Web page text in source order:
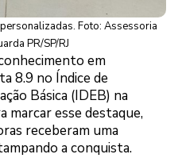
Foto: Assessoria
PR/SP/RJ
em
8.9 no Índice de
Básica (IDEB) na
marcar esse destaque,
receberam uma
a conquista.